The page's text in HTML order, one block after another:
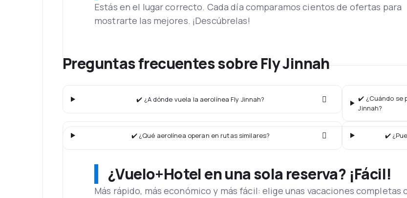
Estás en el lugar correcto. Cada día comparamos cientos de ofertas para
mostrarte las mejores. ¡Descúbrelas!
Preguntas frecuentes sobre Fly Jinnah
✔️ ¿A dónde vuela la aerolínea Fly Jinnah?
✔️ ¿Cuándo se
Jinnah?
✔️ ¿Qué aerolínea operan en rutas similares? ✔️
¿Vuelo+Hotel en una sola reserva? ¡Fácil!
Más rápido, más económico y más fácil: elige unas vacaciones completas